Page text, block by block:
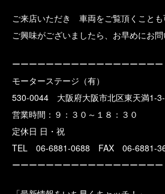
ご来店いただき 車両をご覧頂くことも
ご興味がございましたら、お早めにお問
ーーーーーーーーーーーーーーーーーー
モーターステージ（有）
530-0044 大阪府大阪市北区東天満1-
営業時間：９：３０～１８：３０
定休日 日・祝
TEL 06-6881-0688 FAX 06-6881-
ーーーーーーーーーーーーーーーーーー